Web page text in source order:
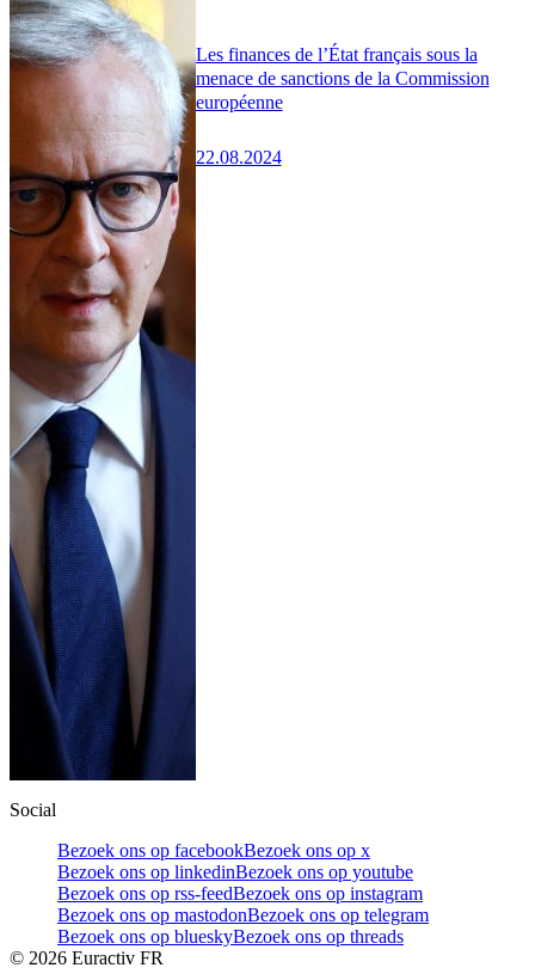
Les finances de l’État français sous la
menace de sanctions de la Commission
européenne
22.08.2024
Social
Bezoek ons op facebookBezoek ons op x
Bezoek ons op linkedinBezoek ons op youtube
Bezoek ons op rss-feedBezoek ons op instagram
Bezoek ons op mastodonBezoek ons op telegram
Bezoek ons op blueskyBezoek ons op threads
© 2026 Euractiv FR